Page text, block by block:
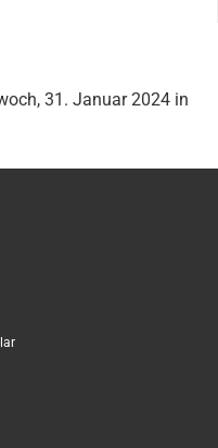
31. Januar 2024 in